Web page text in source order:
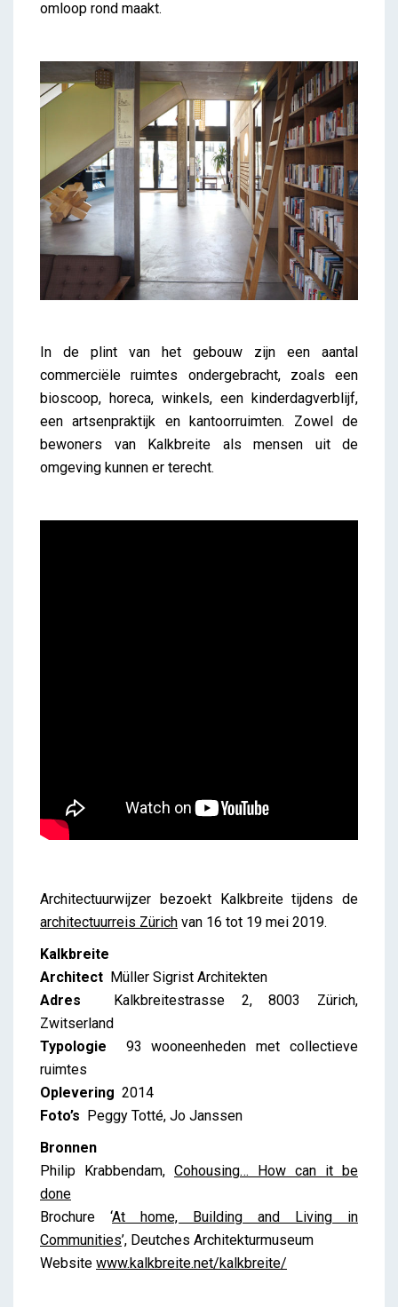
omloop rond maakt.
In de plint van het gebouw zijn een aantal
commerciële ruimtes ondergebracht, zoals een
bioscoop, horeca, winkels, een kinderdagverblijf,
een artsenpraktijk en kantoorruimten. Zowel de
bewoners van Kalkbreite als mensen uit de
omgeving kunnen er terecht.
Architectuurwijzer bezoekt Kalkbreite tijdens de
architectuurreis Zürich van 16 tot 19 mei 2019.
Kalkbreite
Architect Müller Sigrist Architekten
Adres Kalkbreitestrasse 2, 8003 Zürich,
Zwitserland
Typologie 93 wooneenheden met collectieve
ruimtes
Oplevering 2014
Foto’s Peggy Totté, Jo Janssen
Bronnen
Philip Krabbendam, Cohousing… How can it be
done
Brochure ‘At home, Building and Living in
Communities’, Deutches Architekturmuseum
Website www.kalkbreite.net/kalkbreite/